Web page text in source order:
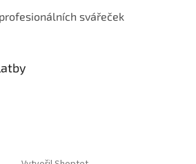
svářeček